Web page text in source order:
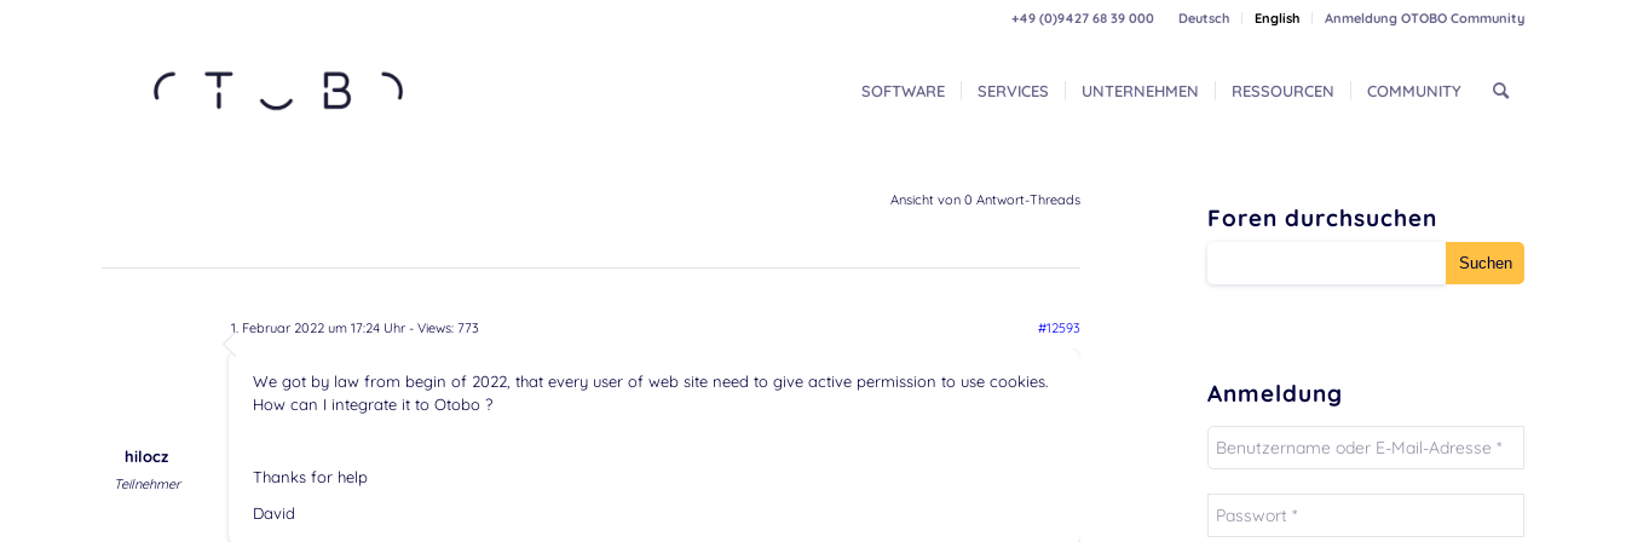
Deutsch English Anmeldung OTOBO Community
+49 (0)9427 68 39 000
SOFTWARE SERVICES UNTERNEHMEN RESSOURCEN COMMUNITY
Ansicht von 0 Antwort-Threads
1. Februar 2022 um 17:24 Uhr- Views: 773 #12593
hilocz
Teilnehmer
We got by law from begin of 2022, that every user of web site need to give active permission to use cookies.
How can I integrate it to Otobo ?
Thanks for help
David
Foren durchsuchen
Anmeldung